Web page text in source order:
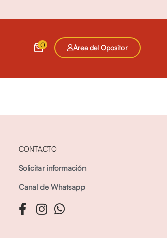
0 Área del Opositor
CONTACTO
Solicitar información
Canal de Whatsapp